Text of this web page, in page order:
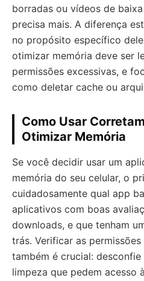
borradas ou vídeos de
precisa mais. A diferença
no propósito específico
otimizar memória deve ser
permissões excessivas, e
como deletar cache ou
Como Usar
Otimizar Memória
Se você decidir usar um
memória do seu celular, o
cuidadosamente qual app
aplicativos com boas
downloads, e que tenham
trás. Verificar as
também é crucial:
limpeza que pedem acesso